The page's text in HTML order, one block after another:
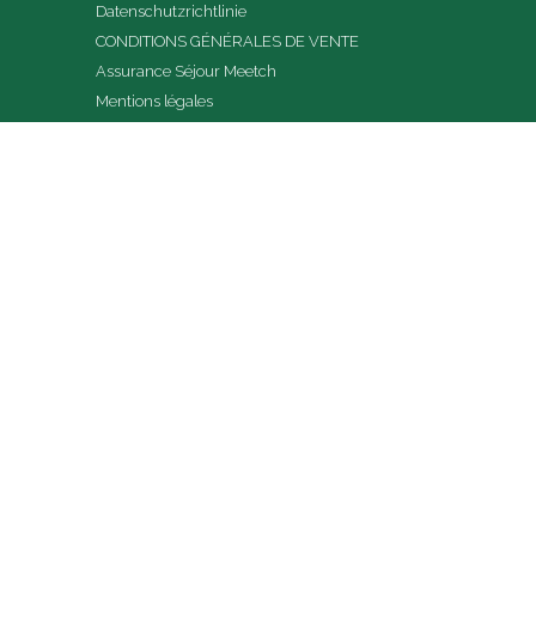
Datenschutzrichtlinie
CONDITIONS GÉNÉRALES DE VENTE
Assurance Séjour Meetch
Mentions légales